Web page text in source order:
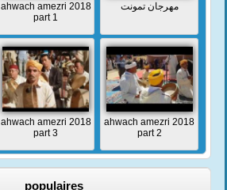
ahwach amezri 2018
part 1
مهرجان تمونت
ahwach amezri 2018
part 3
ahwach amezri 2018
part 2
populaires